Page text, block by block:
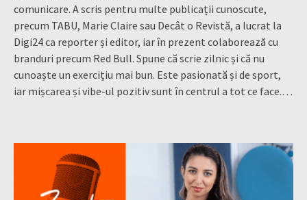
comunicare. A scris pentru multe publicații cunoscute,
precum TABU, Marie Claire sau Decât o Revistă, a lucrat la
Digi24 ca reporter și editor, iar în prezent colaborează cu
branduri precum Red Bull. Spune că scrie zilnic și că nu
cunoaște un exercițiu mai bun. Este pasionată și de sport,
iar mișcarea și vibe-ul pozitiv sunt în centrul a tot ce face.…